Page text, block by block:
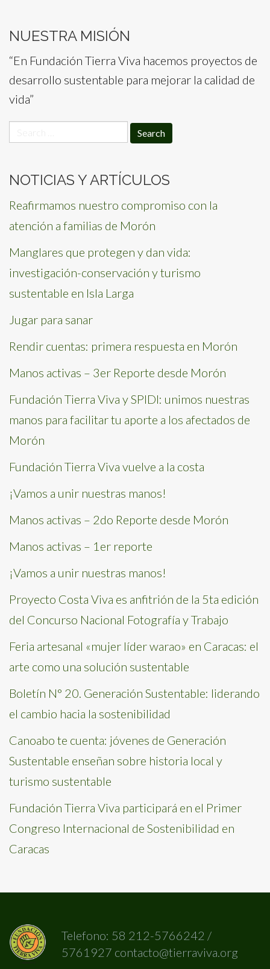
NUESTRA MISIÓN
“En Fundación Tierra Viva hacemos proyectos de
desarrollo sustentable para mejorar la calidad de
vida”
for:
NOTICIAS Y ARTÍCULOS
Reafirmamos nuestro compromiso con la
atención a familias de Morón
Manglares que protegen y dan vida:
investigación-conservación y turismo
sustentable en Isla Larga
Jugar para sanar
Rendir cuentas: primera respuesta en Morón
Manos activas – 3er Reporte desde Morón
Fundación Tierra Viva y SPIDI: unimos nuestras
manos para facilitar tu aporte a los afectados de
Morón
Fundación Tierra Viva vuelve a la costa
¡Vamos a unir nuestras manos!
Manos activas – 2do Reporte desde Morón
Manos activas – 1er reporte
¡Vamos a unir nuestras manos!
Proyecto Costa Viva es anfitrión de la 5ta edición
del Concurso Nacional Fotografía y Trabajo
Feria artesanal «mujer líder warao» en Caracas: el
arte como una solución sustentable
Boletín N° 20. Generación Sustentable: liderando
el cambio hacia la sostenibilidad
Canoabo te cuenta: jóvenes de Generación
Sustentable enseñan sobre historia local y
turismo sustentable
Fundación Tierra Viva participará en el Primer
Congreso Internacional de Sostenibilidad en
Caracas
Telefono: 58 212-5766242 /
5761927 contacto@tierraviva.org